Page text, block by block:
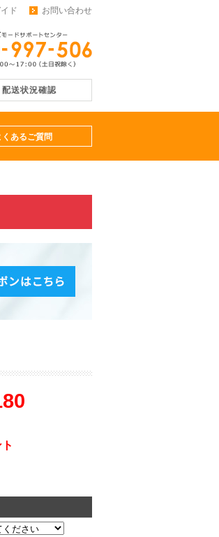
ド お問い合わせ
配送状況確認
くあるご質問